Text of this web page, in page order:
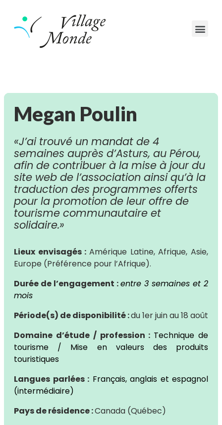
Megan Poulin
«J’ai trouvé un mandat de 4
semaines auprès d’Asturs, au Pérou,
afin de contribuer à la mise à jour du
site web de l’association ainsi qu’à la
traduction des programmes offerts
pour la promotion de leur offre de
tourisme communautaire et
solidaire.»
Lieux envisagés : Amérique Latine, Afrique, Asie,
Europe (Préférence pour l’Afrique).
Durée de l’engagement :entre 3 semaines et 2
mois
Période(s) de disponibilité :du 1er juin au 18 août
Domaine d’étude / profession : Technique de
tourisme / Mise en valeurs des produits
touristiques
Langues parlées : Français, anglais et espagnol
(intermédiaire)
Pays de résidence :Canada (Québec)